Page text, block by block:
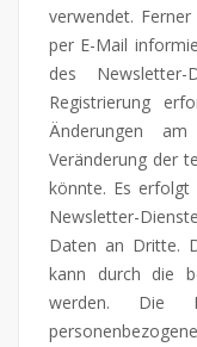
verwendet.
per E-Mail
des Newsletter-
Registrierung
Änderungen
Veränderung der
könnte. Es erfolgt
Newsletter-
Daten an Dritte.
kann durch die
werden. Die